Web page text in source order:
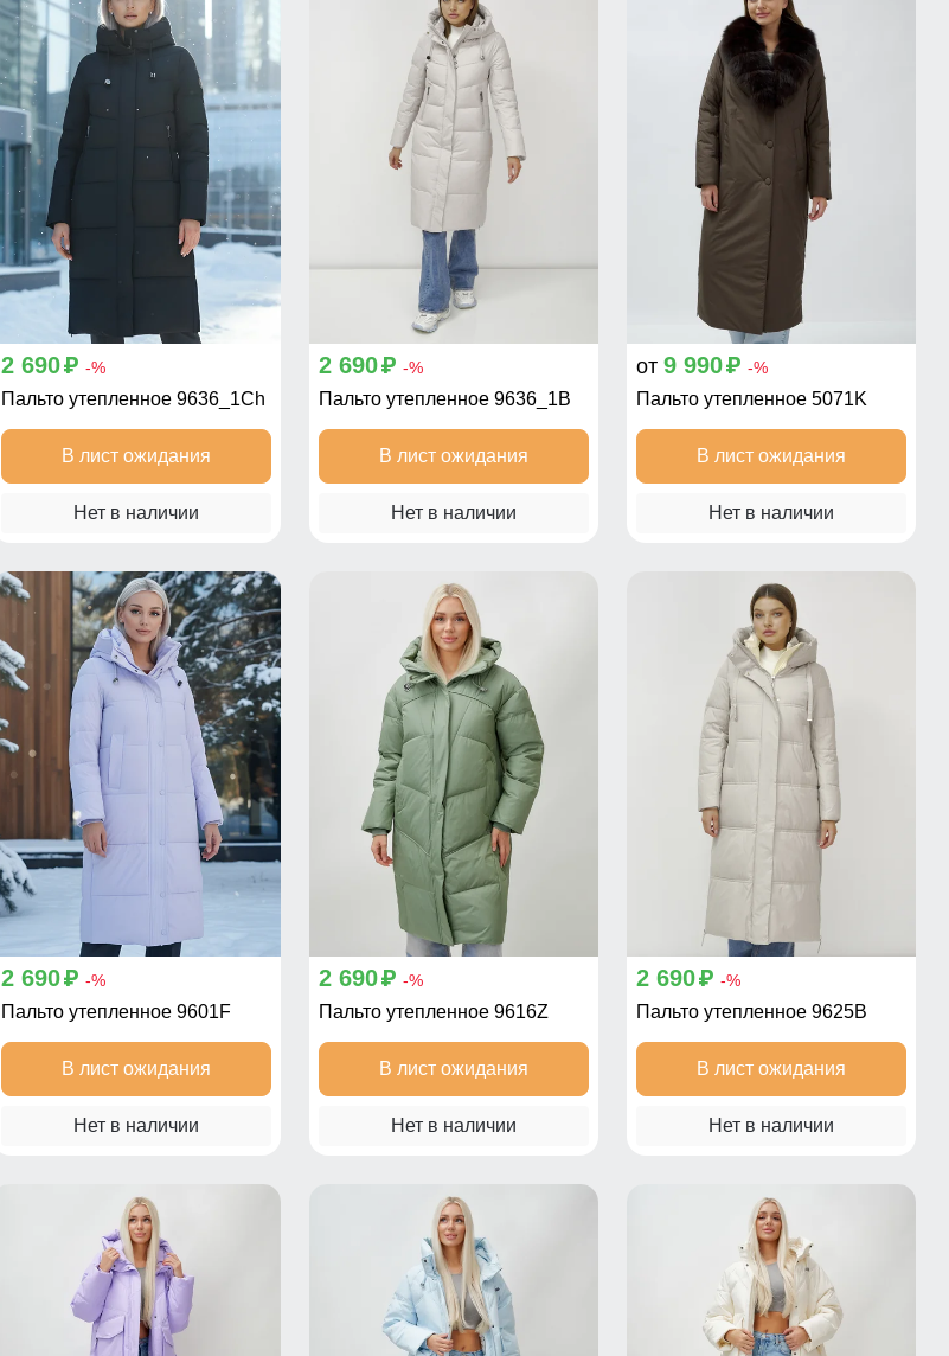
2 690p -%
Пальто утепленное 9636_1Ch
В лист ожидания
Нет в наличии
2 690p -%
Пальто утепленное 9636_1B
В лист ожидания
Нет в наличии
от 9 990p -%
Пальто утепленное 5071K
В лист ожидания
Нет в наличии
2 690p -%
Пальто утепленное 9601F
В лист ожидания
Нет в наличии
2 690p -%
Пальто утепленное 9616Z
В лист ожидания
Нет в наличии
2 690p -%
Пальто утепленное 9625B
В лист ожидания
Нет в наличии